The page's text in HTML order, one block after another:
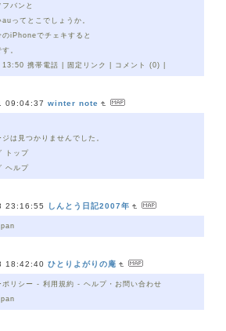
バンと
ってとこでしょうか。
のiPhoneでチェキすると
。
携帯電話 | 固定リンク | コメント (0) |
09:04:37 winter note
は見つかりませんでした。
トップ
ヘルプ
23:16:55 しんとう日記2007年
18:42:40 ひとりよがりの庵
ポリシー - 利用規約 - ヘルプ・お問い合わせ